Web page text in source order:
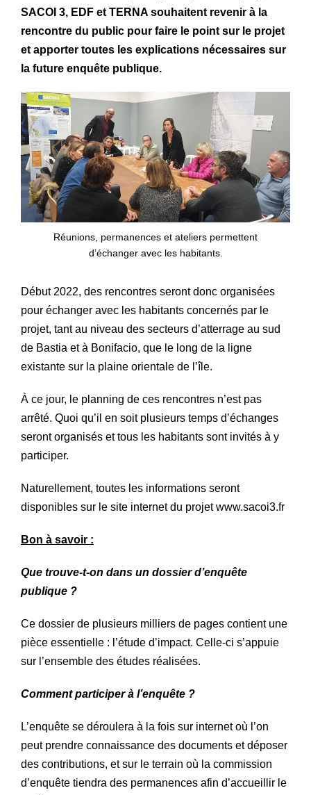
SACOI 3, EDF et TERNA souhaitent revenir à la
rencontre du public pour faire le point sur le projet
et apporter toutes les explications nécessaires sur
la future enquête publique.
Réunions, permanences et ateliers permettent
d’échanger avec les habitants.
Début 2022, des rencontres seront donc organisées
pour échanger avec les habitants concernés par le
projet, tant au niveau des secteurs d’atterrage au sud
de Bastia et à Bonifacio, que le long de la ligne
existante sur la plaine orientale de l’île.
À ce jour, le planning de ces rencontres n’est pas
arrêté. Quoi qu’il en soit plusieurs temps d’échanges
seront organisés et tous les habitants sont invités à y
participer.
Naturellement, toutes les informations seront
disponibles sur le site internet du projetwww.sacoi3.fr
Bon à savoir :
Que trouve-t-on dans un dossier d’enquête
publique ?
Ce dossier de plusieurs milliers de pages contient une
pièce essentielle : l’étude d’impact. Celle-ci s’appuie
sur l’ensemble des études réalisées.
Comment participer à l’enquête ?
L’enquête se déroulera à la fois sur internet où l’on
peut prendre connaissance des documents et déposer
des contributions, et sur le terrain où la commission
d’enquête tiendra des permanences afin d’accueillir le